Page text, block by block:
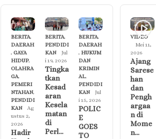
BERITA,
DAERAH
, GAYA
HIDUP,
OLAHRA
GA,
PEMERI
NTAHAN,
PENDIDI
KAN
Ag
ustus 2,
2026
Hadir
BERITA,
PENDIDI
KAN
Jul
i 19, 2026
Tingka
tkan
Kesad
aran
Kesela
matan
di
Perl…
BERITA,
DAERAH
, HUKUM
DAN
KRIMIN
AL,
PENDIDI
KAN
Jul
i 15, 2026
POLIC
E
GOES
TO
VIDEO
Mei 11,
2026
Ajang
Sarese
han
dan
Pengh
argaa
n di
Mome
n…